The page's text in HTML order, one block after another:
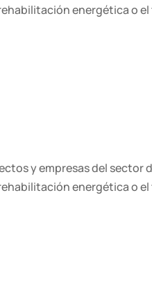
energética o
y empresas del sector
energética o